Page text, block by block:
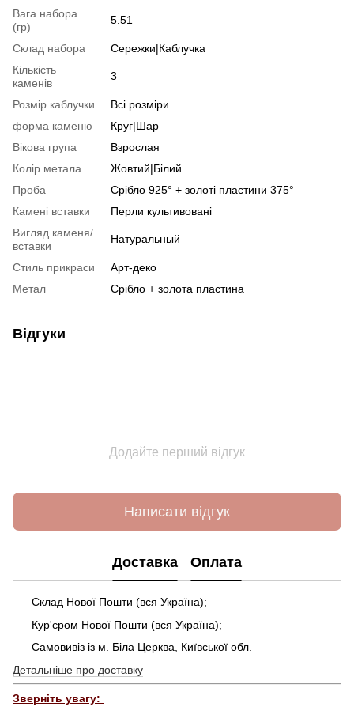
Вага набора
(гр)
5.51
Склад набора
Сережки|Каблучка
Кількість
каменів
3
Розмір каблучки
Всі розміри
форма каменю
Круг|Шар
Вікова група
Взрослая
Колір метала
Жовтий|Білий
Проба
Срібло 925° + золоті пластини 375°
Камені вставки
Перли культивовані
Вигляд каменя/
вставки
Натуральный
Стиль прикраси
Арт-деко
Метал
Срібло + золота пластина
Відгуки
Додайте перший відгук
Написати відгук
Доставка Оплата
Склад Нової Пошти (вся Україна);
Кур'єром Нової Пошти (вся Україна);
Самовивіз із м. Біла Церква, Київської обл.
Детальніше про доставку
Зверніть увагу: